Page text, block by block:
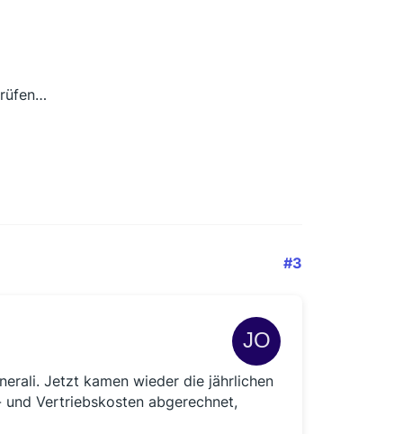
#3
Jetzt kamen wieder die jährlichen
Vertriebskosten abgerechnet,